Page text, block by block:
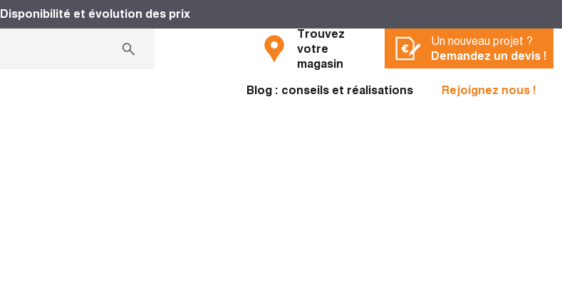
Disponibilité et évolution des prix
Trouvez
votre
magasin
Un nouveau projet ?
Demandez un devis !
Blog : conseils et réalisations Rejoignez nous !